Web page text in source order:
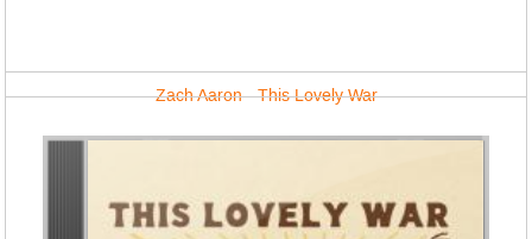
Zach Aaron - This Lovely War